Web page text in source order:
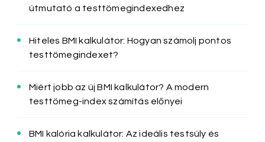
útmutató a testtömegindexedhez
Hiteles BMI kalkulátor: Hogyan számolj pontos
testtömegindexet?
Miért jobb az új BMI kalkulátor? A modern
testtömeg-index számítás előnyei
BMI kalória kalkulátor: Az ideális testsúly és